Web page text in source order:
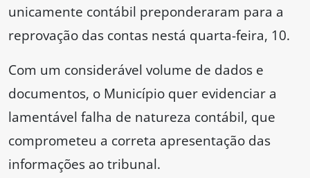
unicamente contábil preponderaram para a
reprovação das contas nestá quarta-feira, 10.
Com um considerável volume de dados e
documentos, o Município quer evidenciar a
lamentável falha de natureza contábil, que
comprometeu a correta apresentação das
informações ao tribunal.